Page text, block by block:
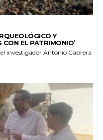
Y
CON EL PATRIMONIO’
investigador Antonio Cabrera